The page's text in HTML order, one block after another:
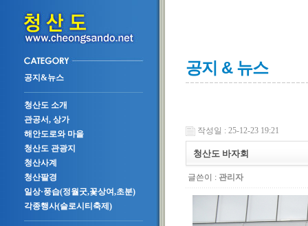
공지&뉴스
청산도 소개
관공서, 상가
해안도로와 마을
청산도 관광지
청산사계
청산팔경
일상·풍습(정월굿,꽃상여,초분)
각종행사(슬로시티축제)
공지 & 뉴스
작성일 : 25-12-23 19:21
청산도 바자회
글쓴이 : 관리자